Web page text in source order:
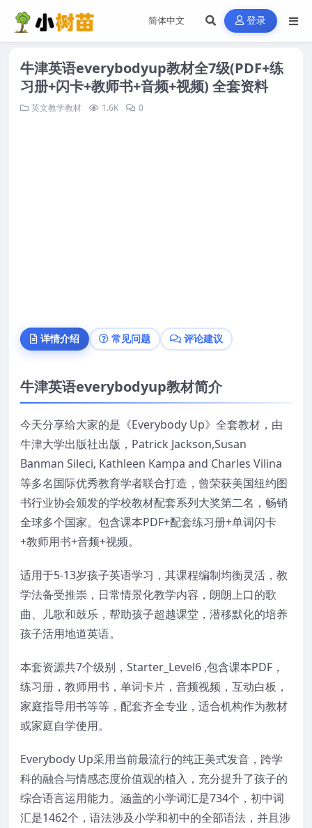
登录
牛津英语everybodyup教材全7级(PDF+练
习册+闪卡+教师书+音频+视频) 全套资料
英文教学教材 1.6K 0
详情介绍 常见问题 评论建议
牛津英语everybodyup教材简介
今天分享给大家的是《Everybody Up》全套教材，由
牛津大学出版社出版，Patrick Jackson,Susan
Banman Sileci, Kathleen Kampa and Charles Vilina
等多名国际优秀教育学者联合打造，曾荣获美国纽约图
书行业协会颁发的学校教材配套系列大奖第二名，畅销
全球多个国家。包含课本PDF+配套练习册+单词闪卡
+教师用书+音频+视频。
适用于5-13岁孩子英语学习，其课程编制均衡灵活，教
学法备受推崇，日常情景化教学内容，朗朗上口的歌
曲、儿歌和鼓乐，帮助孩子超越课堂，潜移默化的培养
孩子活用地道英语。
本套资源共7个级别，Starter_Level6 ,包含课本PDF，
练习册，教师用书，单词卡片，音频视频，互动白板，
家庭指导用书等等，配套齐全专业，适合机构作为教材
或家庭自学使用。
Everybody Up采用当前最流行的纯正美式发音，跨学
科的融合与情感态度价值观的植入，充分提升了孩子的
综合语言运用能力。涵盖的小学词汇是734个，初中词
汇是1462个，语法涉及小学和初中的全部语法，并且涉